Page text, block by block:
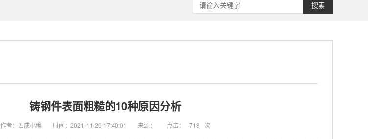
搜索
铸钢件表面粗糙的10种原因分析
作者：四成小编 时间：2021-11-26 17:40:01 来源： 点击： 718 次